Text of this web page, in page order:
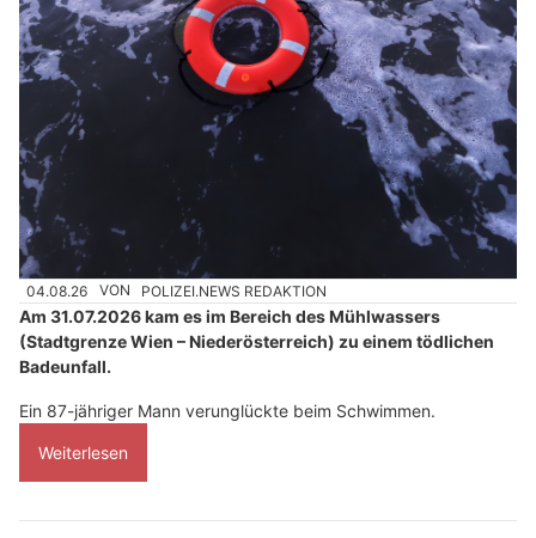
04.08.26 VON POLIZEI.NEWS REDAKTION
Am 31.07.2026 kam es im Bereich des Mühlwassers
(Stadtgrenze Wien – Niederösterreich) zu einem tödlichen
Badeunfall.
Ein 87-jähriger Mann verunglückte beim Schwimmen.
Weiterlesen